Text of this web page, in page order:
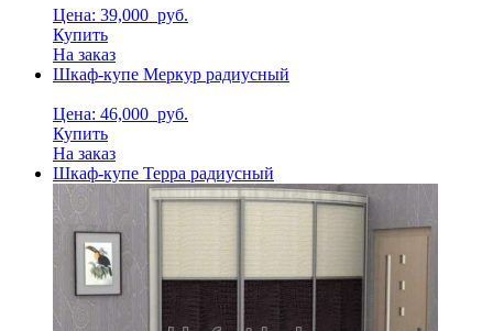
Цена: 39,000 руб.
Купить
На заказ
Шкаф-купе Меркур радиусный
Цена: 46,000 руб.
Купить
На заказ
Шкаф-купе Терра радиусный